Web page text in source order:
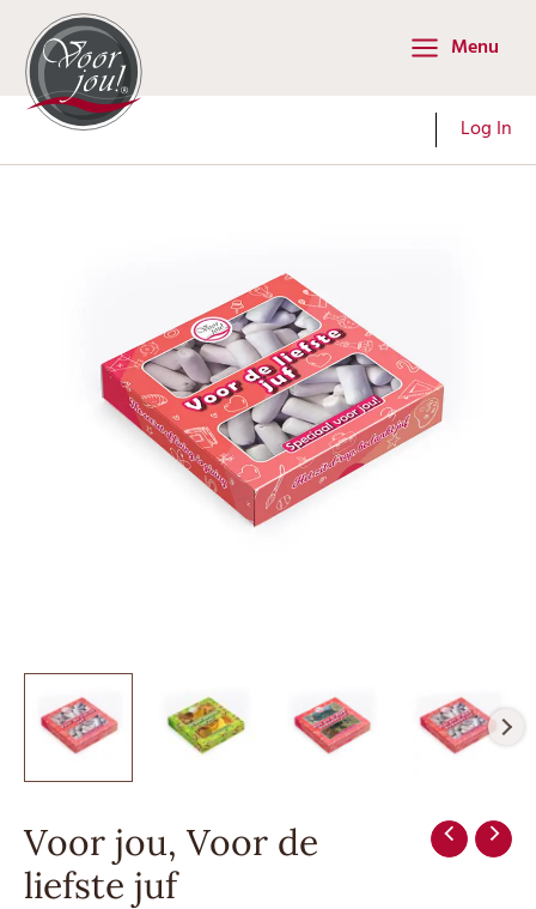
naar
inhoud
Main
Menu
Menu
Log In
Voor jou, Voor de
liefste juf